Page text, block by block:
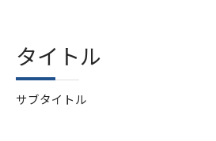
タイトル
サブタイトル